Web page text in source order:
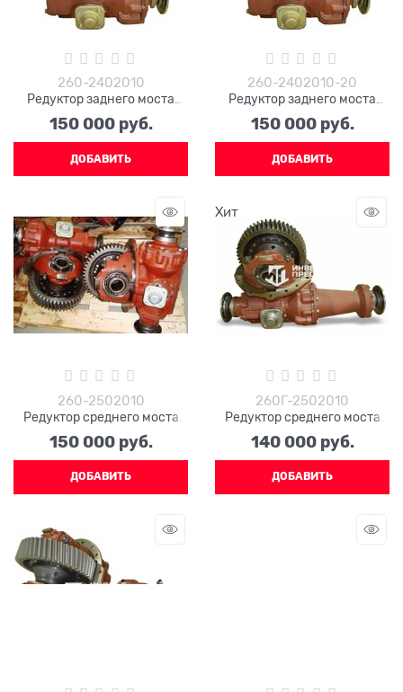
260-2402010
Редуктор заднего моста
КРАЗ 260-2402010
150 000 руб.
ДОБАВИТЬ
260-2402010-20
Редуктор заднего моста
КРАЗ 260-2402010-20
150 000 руб.
ДОБАВИТЬ
260-2502010
Редуктор среднего моста
КРАЗ 260-2502010
150 000 руб.
ДОБАВИТЬ
Хит
260Г-2502010
Редуктор среднего моста
КРАЗ 260Г-2502010
140 000 руб.
ДОБАВИТЬ